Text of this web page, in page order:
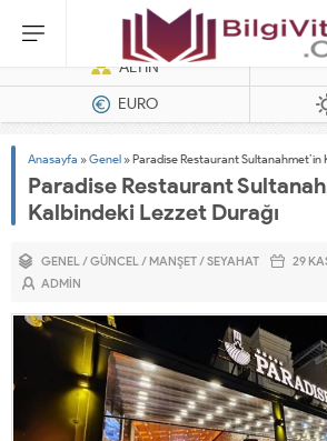
Dizel Jeneratörler
ALTIN
EURO
Anasayfa »Genel »Paradise Restaurant Sultanahmet’in
Paradise Restaurant
Kalbindeki Lezzet Durağı
GENEL/GÜNCEL/ MANŞET/SEYAHAT 29
ADMIN